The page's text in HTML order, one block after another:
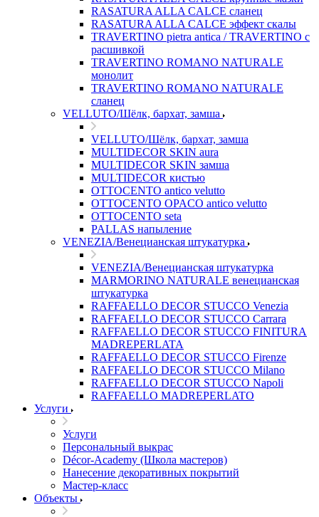
RASATURA ALLA CALCE сланец
RASATURA ALLA CALCE эффект скалы
TRAVERTINO pietra antica / TRAVERTINO с
расшивкой
TRAVERTINO ROMANO NATURALE
монолит
TRAVERTINO ROMANO NATURALE
сланец
VELLUTO/Шёлк, бархат, замша
VELLUTO/Шёлк, бархат, замша
MULTIDECOR SKIN aura
MULTIDECOR SKIN замша
MULTIDECOR кистью
OTTOCENTO antico velutto
OTTOCENTO OPACO antico velutto
OTTOCENTO seta
PALLAS напыление
VENEZIA/Венецианская штукатурка
VENEZIA/Венецианская штукатурка
MARMORINO NATURALE венецианская
штукатурка
RAFFAELLO DECOR STUCCO Venezia
RAFFAELLO DECOR STUCCO Carrara
RAFFAELLO DECOR STUCCO FINITURA
MADREPERLATA
RAFFAELLO DECOR STUCCO Firenze
RAFFAELLO DECOR STUCCO Milano
RAFFAELLO DECOR STUCCO Napoli
RAFFAELLO MADREPERLATO
Услуги
Услуги
Персональный выкрас
Décor-Academy (Школа мастеров)
Нанесение декоративных покрытий
Мастер-класс
Объекты